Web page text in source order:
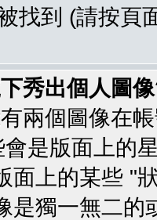
找到 (請按頁
秀出個人圖
兩個圖像在
是版面上的
面上的某些 "
是獨一無二